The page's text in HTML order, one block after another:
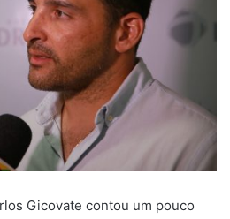
Gicovate contou um pouco